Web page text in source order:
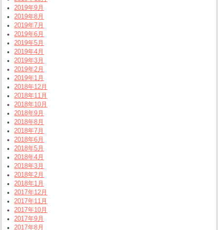
2019年9月
2019年8月
2019年7月
2019年6月
2019年5月
2019年4月
2019年3月
2019年2月
2019年1月
2018年12月
2018年11月
2018年10月
2018年9月
2018年8月
2018年7月
2018年6月
2018年5月
2018年4月
2018年3月
2018年2月
2018年1月
2017年12月
2017年11月
2017年10月
2017年9月
2017年8月